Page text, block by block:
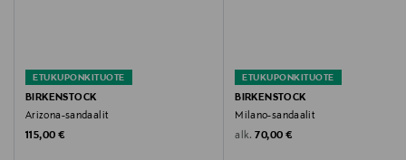
Valmistajan tuotenumero
752481
ETUKUPONKITUOTE
BIRKENSTOCK
Arizona-sandaalit
Original Price
115,00 €
ETUKUPONKITUOTE
BIRKENSTOCK
Milano-sandaalit
alk. Original Price
70,00 €